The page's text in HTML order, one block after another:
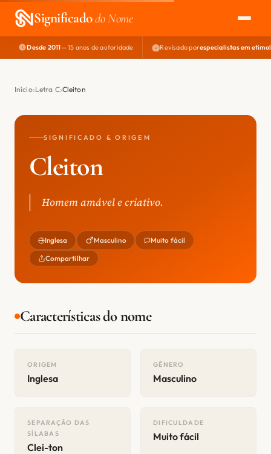
Significadodo Nome
EXPLORAR
NOME PERFEITO
Desde 2011— 15 anos de autoridade Revisado porespecialistas em
Início Letra C Cleiton
SIGNIFICADO & ORIGEM
Cleiton
Homem amável e criativo.
Inglesa Masculino Muito fácil
Compartilhar
Características do nome
ORIGEM
Inglesa
GÊNERO
Masculino
SEPARAÇÃO DAS
SÍLABAS
Clei-ton
DIFICULDADE
Muito fácil